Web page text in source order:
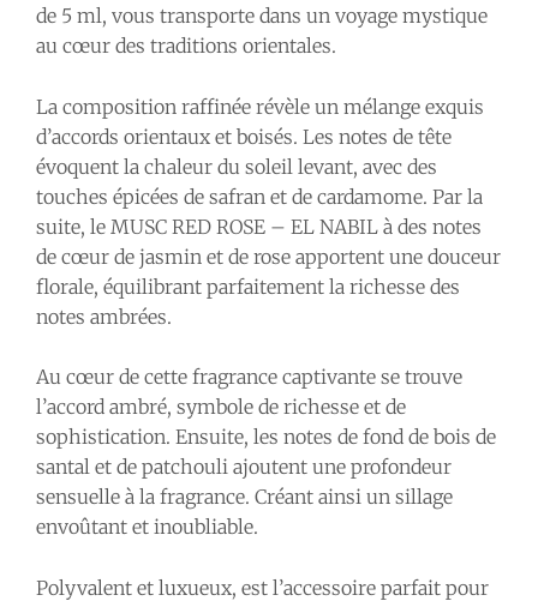
de 5 ml, vous transporte dans un voyage mystique
au cœur des traditions orientales.
La composition raffinée révèle un mélange exquis
d’accords orientaux et boisés. Les notes de tête
évoquent la chaleur du soleil levant, avec des
touches épicées de safran et de cardamome. Par la
suite, le MUSC RED ROSE – EL NABIL à des notes
de cœur de jasmin et de rose apportent une douceur
florale, équilibrant parfaitement la richesse des
notes ambrées.
Au cœur de cette fragrance captivante se trouve
l’accord ambré, symbole de richesse et de
sophistication. Ensuite, les notes de fond de bois de
santal et de patchouli ajoutent une profondeur
sensuelle à la fragrance. Créant ainsi un sillage
envoûtant et inoubliable.
Polyvalent et luxueux, est l’accessoire parfait pour